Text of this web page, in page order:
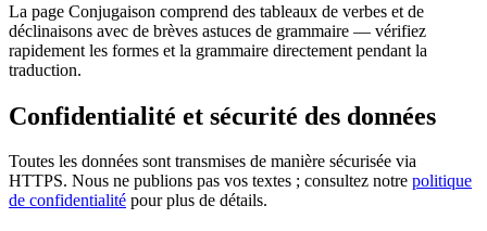
La page Conjugaison comprend des tableaux de verbes et de
déclinaisons avec de brèves astuces de grammaire — vérifiez
rapidement les formes et la grammaire directement pendant la
traduction.
Confidentialité et sécurité des données
Toutes les données sont transmises de manière sécurisée via
HTTPS. Nous ne publions pas vos textes ; consultez notre politique
de confidentialité pour plus de détails.